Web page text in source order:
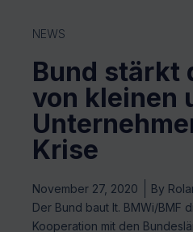
NEWS
Bund stärkt
von kleinen
Krise
November 27, 2020 By
Der Bund baut lt. BMWi/BMF
Kooperation mit den